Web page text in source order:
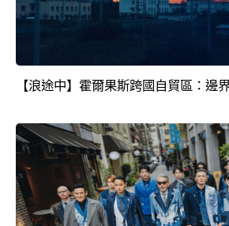
【浪途中】霍爾果斯跨國自貿區：邊